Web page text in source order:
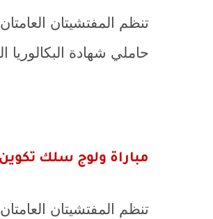
تنظم المفتشيتان
حاملي شهادة
مباراة ولوج سلك تكوين
تنظم المفتشيتان